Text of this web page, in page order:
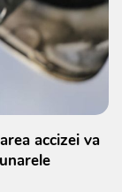
accizei va